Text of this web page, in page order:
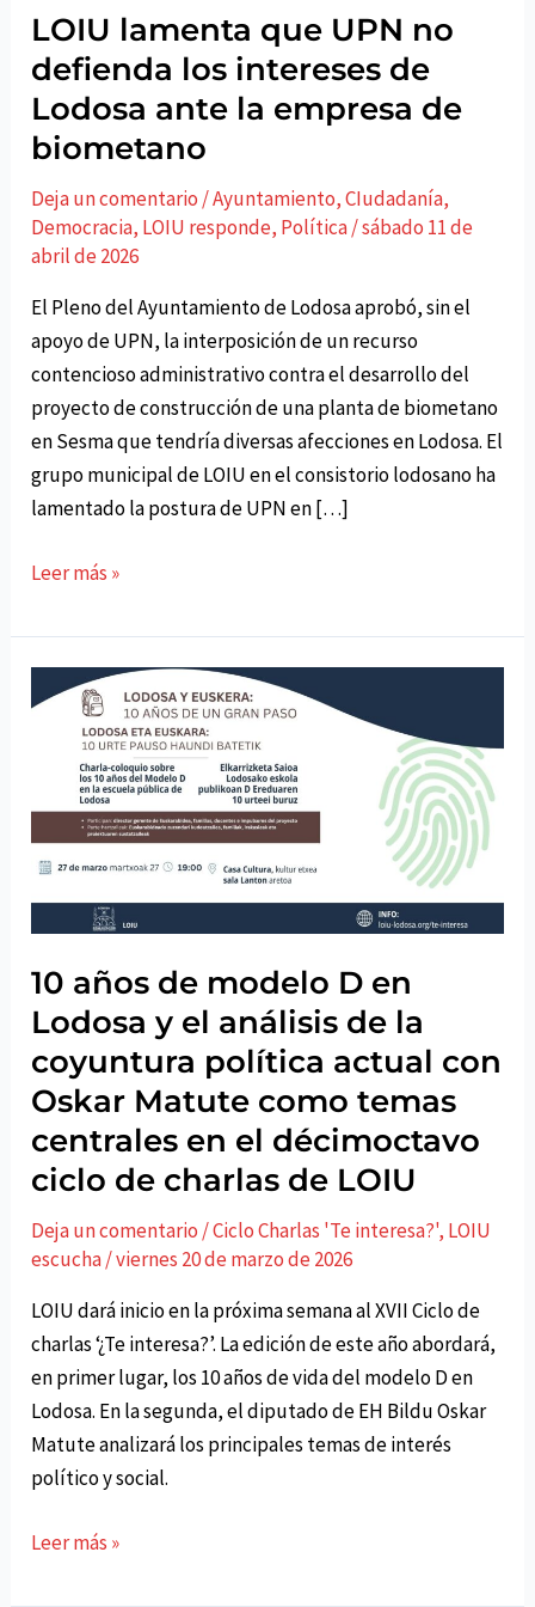
LOIU lamenta que UPN no
defienda los intereses de
Lodosa ante la empresa de
biometano
Deja un comentario /Ayuntamiento,CIudadaní­a,
Democracia, LOIU responde, Polí­tica/sábado 11 de
abril de 2026
El Pleno del Ayuntamiento de Lodosa aprobó, sin el
apoyo de UPN, la interposición de un recurso
contencioso administrativo contra el desarrollo del
proyecto de construcción de una planta de biometano
en Sesma que tendría diversas afecciones en Lodosa. El
grupo municipal de LOIU en el consistorio lodosano ha
lamentado la postura de UPN en […]
LOIU
que
UPN
no
defienda
intereses
de
Lodosa
ante
la
empresa
de
biometano
Leer más »
10 años de modelo D en
Lodosa y el análisis de la
coyuntura política actual con
Oskar Matute como temas
centrales en el décimoctavo
ciclo de charlas de LOIU
Deja un comentario /Ciclo Charlas 'Te interesa?', LOIU
escucha/viernes 20 de marzo de 2026
LOIU dará inicio en la próxima semana al XVII Ciclo de
charlas ‘¿Te interesa?’. La edición de este año abordará,
en primer lugar, los 10 años de vida del modelo D en
Lodosa. En la segunda, el diputado de EH Bildu Oskar
Matute analizará los principales temas de interés
político y social.
10
Leer más »